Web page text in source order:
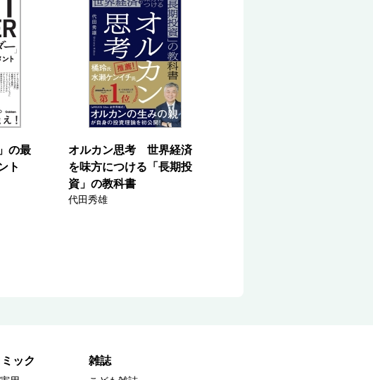
の最
ト
オルカン思考 世界経済
を味方につける「長期投
資」の教科書
代田秀雄
ック 雑誌